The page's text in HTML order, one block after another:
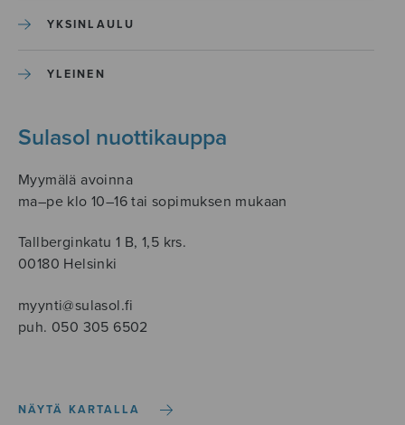
YKSINLAULU
YLEINEN
Sulasol nuottikauppa
Myymälä avoinna
ma–pe klo 10–16 tai sopimuksen mukaan
Tallberginkatu 1 B, 1,5 krs.
00180 Helsinki
myynti@sulasol.fi
puh. 050 305 6502
NÄYTÄ KARTALLA